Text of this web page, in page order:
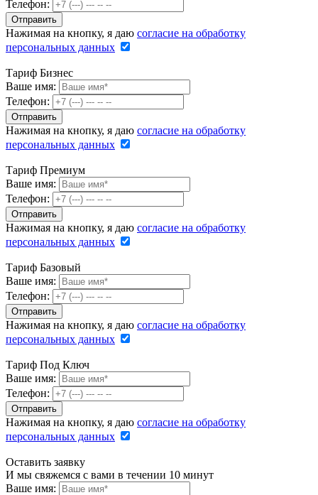
Телефон:
Нажимая на кнопку, я даю согласие на обработку
персональных данных
Тариф Бизнес
Ваше имя:
Телефон:
Нажимая на кнопку, я даю согласие на обработку
персональных данных
Тариф Премиум
Ваше имя:
Телефон:
Нажимая на кнопку, я даю согласие на обработку
персональных данных
Тариф Базовый
Ваше имя:
Телефон:
Нажимая на кнопку, я даю согласие на обработку
персональных данных
Тариф Под Ключ
Ваше имя:
Телефон:
Нажимая на кнопку, я даю согласие на обработку
персональных данных
Оставить заявку
И мы свяжемся с вами в течении 10 минут
Ваше имя: